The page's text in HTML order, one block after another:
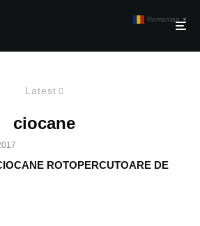
Latest
ciocane
ROTOPERCUTOARE DE
Romanian ▼